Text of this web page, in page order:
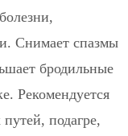
Снимает спазмы
бродильные
Рекомендуется
подагре,